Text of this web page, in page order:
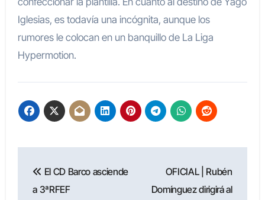
Iglesias, es todavía una incógnita, aunque los
rumores le colocan en un banquillo de La Liga
Hypermotion.
de
El CD Barco asciende
a 3ªRFEF
OFICIAL | Rubén
Domínguez dirigirá al